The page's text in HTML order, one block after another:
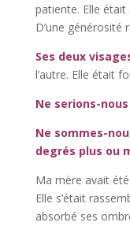
patiente. Elle
D’une générosité
Ses deux
l’autre. Elle était
Ne serions-
Ne sommes-
degrés plus ou
Ma mère avait été
Elle s’était
absorbé ses